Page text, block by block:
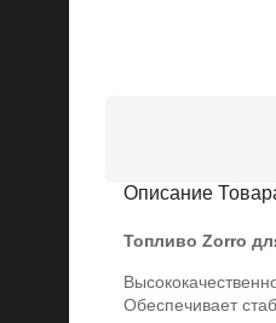
Описание
Топливо Zorro
Обеспечивает